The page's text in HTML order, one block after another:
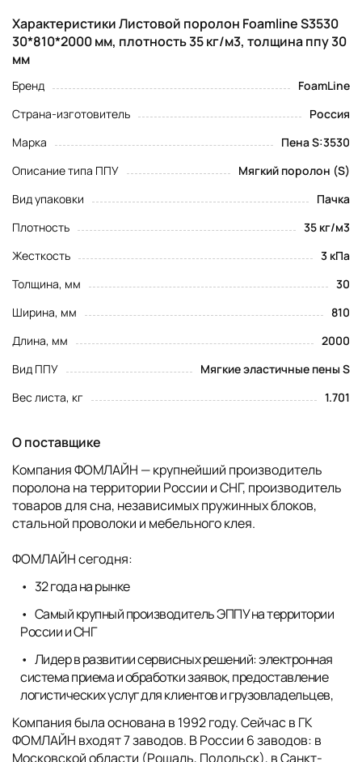
Характеристики Листовой поролон Foamline S3530
30*810*2000 мм, плотность 35 кг/м3, толщина ппу 30
мм
Бренд
FoamLine
Страна-изготовитель
Россия
Марка
Пена S:3530
Описание типа ППУ
Мягкий поролон (S)
Вид упаковки
Пачка
Плотность
35 кг/м3
Жесткость
3 кПа
Толщина, мм
30
Ширина, мм
810
Длина, мм
2000
Вид ППУ
Мягкие эластичные пены S
Вес листа, кг
1.701
О поставщике
Компания ФОМЛАЙН — крупнейший производитель
поролона на территории России и СНГ, производитель
товаров для сна, независимых пружинных блоков,
стальной проволоки и мебельного клея.
ФОМЛАЙН сегодня:
32 года на рынке
Самый крупный производитель ЭППУ на территории
России и СНГ
Лидер в развитии сервисных решений: электронная
система приема и обработки заявок, предоставление
логистических услуг для клиентов и грузовладельцев,
Компания была основана в 1992 году. Сейчас в ГК
ФОМЛАЙН входят 7 заводов. В России 6 заводов: в
Московской области (Рошаль, Подольск), в Санкт-